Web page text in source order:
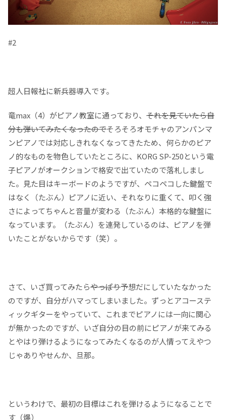
#2
超人日報社に新兵器導入です。
竜max（4）がピアノ教室に通っており、 それを見ていたら自
分も弾いてみたくなったのでそろそろオモチャのアンパンマ
ンピアノでは対応しきれなくなってきたため、何らかのピア
ノ的なものを物色していたところに、KORG SP-250という電
子ピアノがオークションで格安で出ていたので落札しまし
た。見た目はキーボードのようですが、ペコペコした鍵盤で
はなく（たぶん）ピアノに近い、それなりに重くて、叩く強
さによってちゃんと音量が変わる（たぶん）本格的な鍵盤に
なっています。（たぶん）を連発しているのは、ピアノを弾
いたことがないからです（笑）。
さて、いざ買ってみたらやっぱり予想だにしていたなかった
のですが、自分がハマってしまいました。ずっとアコーステ
ィックギターをやっていて、これまでピアノには一向に関心
が無かったのですが、いざ自分の目の前にピアノが来てみる
とやはり弾けるようになってみたくなるのが人情ってえやつ
じゃありやせんか、旦那。
というわけで、最初の目標はこれを弾けるようになることで
す（爆）